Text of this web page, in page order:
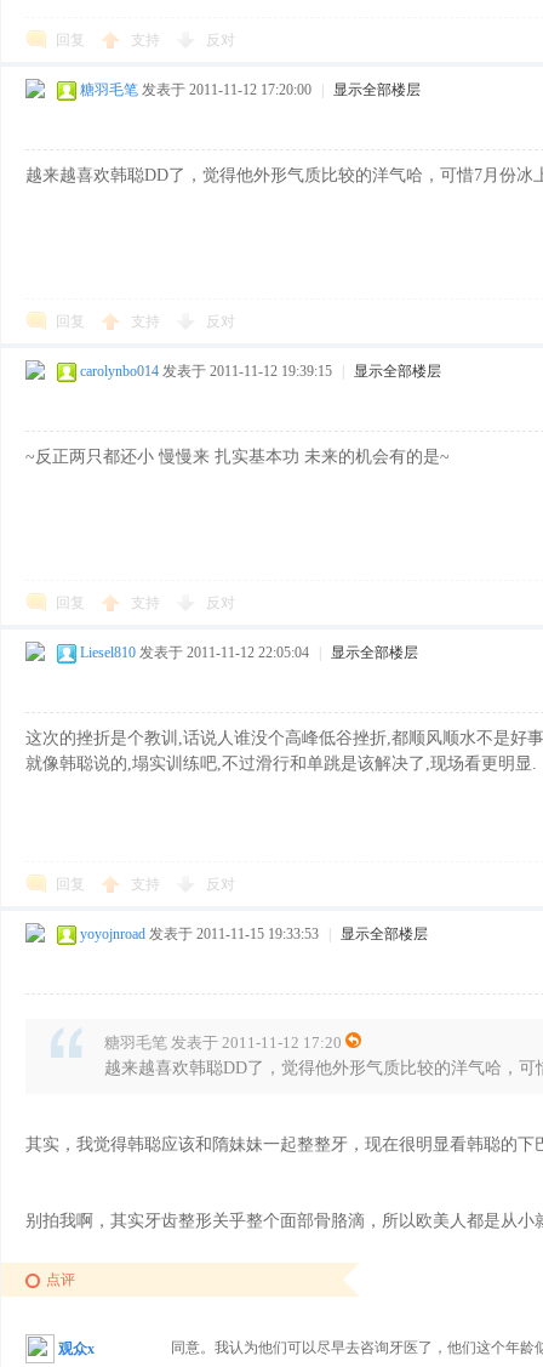
回复 支持 反对
糖羽毛笔 发表于 2011-11-12 17:20:00 显示全部楼层
越来越喜欢韩聪DD了，觉得他外形气质比较的洋气哈，可惜7月份
回复 支持 反对
carolynbo014 发表于 2011-11-12 19:39:15 显示全部楼层
~反正两只都还小 慢慢来 扎实基本功 未来的机会有的是~
回复 支持 反对
Liesel810 发表于 2011-11-12 22:05:04 显示全部楼层
这次的挫折是个教训,话说人谁没个高峰低谷挫折,都顺风顺水不是好
就像韩聪说的,塌实训练吧,不过滑行和单跳是该解决了,现场看更明显.
回复 支持 反对
yoyojnroad 发表于 2011-11-15 19:33:53 显示全部楼层
糖羽毛笔 发表于 2011-11-12 17:20
越来越喜欢韩聪DD了，觉得他外形气质比较的洋气哈，
其实，我觉得韩聪应该和隋妹妹一起整整牙，现在很明显看韩聪的
别拍我啊，其实牙齿整形关乎整个面部骨胳滴，所以欧美人都是从小
点评
观众x
同意。我认为他们可以尽早去咨询牙医了，他们这个年